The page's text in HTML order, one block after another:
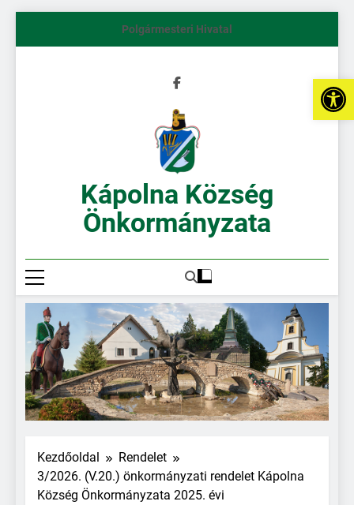
Polgármesteri Hivatal
Kápolna Község
Önkormányzata
Kezdőoldal
Rendelet
3/2026. (V.20.) önkormányzati rendelet Kápolna
Község Önkormányzata 2025. évi